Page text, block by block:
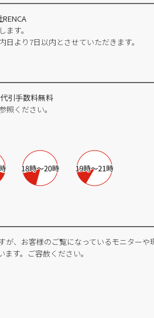
す。
より7日以内とさせていただきます。
引手数料無料
照ください。
、お客様のご覧になっているモニターや
す。ご容赦ください。